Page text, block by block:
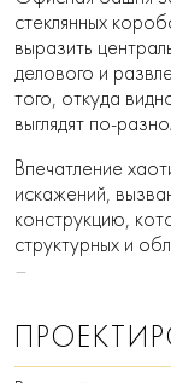
стеклянных
выразить
делового и
того, откуда
выглядят по-
Впечатление
искажений,
конструкцию,
структурных и